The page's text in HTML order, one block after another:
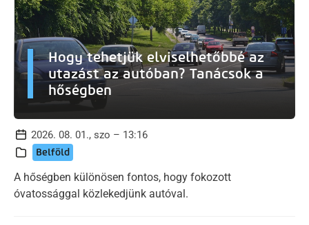
Hogy tehetjük elviselhetőbbé az
utazást az autóban? Tanácsok a
hőségben
2026. 08. 01., szo – 13:16
Belföld
A hőségben különösen fontos, hogy fokozott
óvatossággal közlekedjünk autóval.